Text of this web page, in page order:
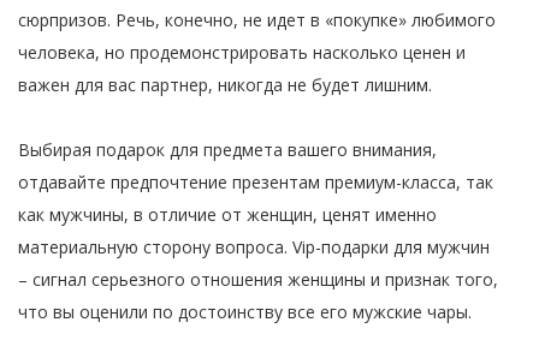
сюрпризов. Речь, конечно, не идет в «покупке» любимого
человека, но продемонстрировать насколько ценен и
важен для вас партнер, никогда не будет лишним.
Выбирая подарок для предмета вашего внимания,
отдавайте предпочтение презентам премиум-класса, так
как мужчины, в отличие от женщин, ценят именно
материальную сторону вопроса. Vip-подарки для мужчин
– сигнал серьезного отношения женщины и признак того,
что вы оценили по достоинству все его мужские чары.